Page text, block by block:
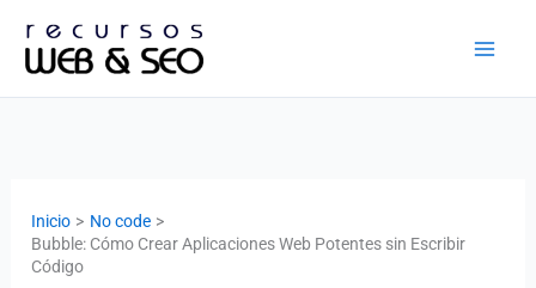
Inicio
No code
Bubble: Cómo Crear Aplicaciones Web Potentes sin Escribir
Código